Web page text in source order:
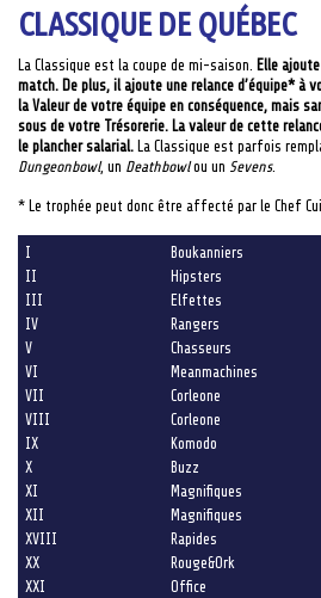
CLASSIQUE DE QUÉBEC
La Classique est la coupe de mi-saison. Elle
match. De plus, il ajoute une relance d’équipe* à
la Valeur de votre équipe en conséquence, mais
sous de votre Trésorerie. La valeur de cette
le plancher salarial. La Classique est parfois
Dungeonbowl, un Deathbowlou un Sevens.
* Le trophée peut donc être affecté par le Chef
I
Boukanniers
II
Hipsters
III
Elfettes
IV
Rangers
V
Chasseurs
VI
Meanmachines
VII
Corleone
VIII
Corleone
IX
Komodo
X
Buzz
XI
Magnifiques
XII
Magnifiques
XVIII
Rapides
XX
Rouge&Ork
XXI
Office